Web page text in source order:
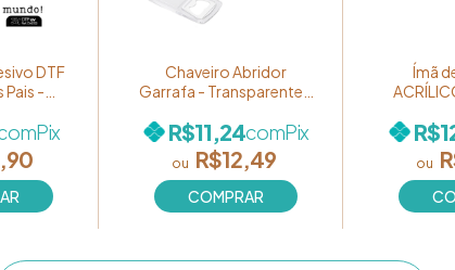
DTF
Pais -
emPix
Chaveiro Abridor
Garrafa - Transparente -
R$12,49
R$11,24comPix
Ímã
Pacote